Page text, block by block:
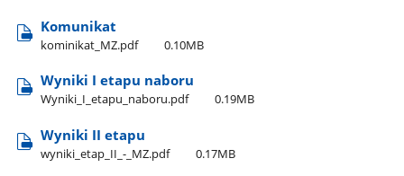
Komunikat
kominikat​_MZ.pdf 0.10MB
Wyniki I etapu naboru
Wyniki​_I​_etapu​_naboru.pdf 0.19MB
Wyniki II etapu
wyniki​_etap​_II​_-​_MZ.pdf 0.17MB